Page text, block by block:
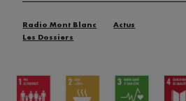
Radio Mont Blanc
Actus
Les Dossiers